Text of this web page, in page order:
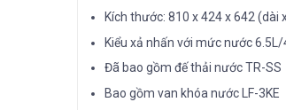
Kích thước: 810 x 424 x 642 (dài
Kiểu xả nhấn với mức nước 6.5L/
Đã bao gồm đế thải nước TR-SS
Bao gồm van khóa nước LF-3KE